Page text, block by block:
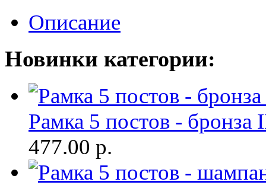
Описание
Новинки категории:
Рамка 5 постов -
477.00 р.